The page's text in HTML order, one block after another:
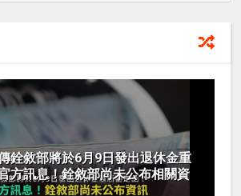
銓敘部將於6月9日發出退休金重
方訊息！銓敘部尚未公布相關資